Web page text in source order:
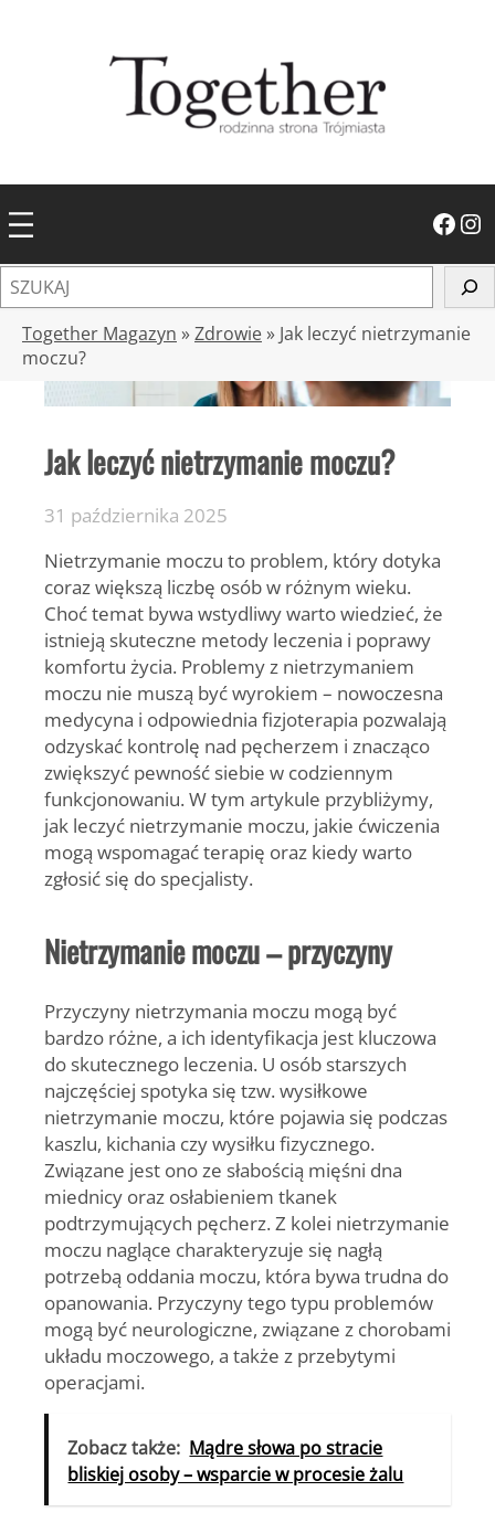
Facebook Instagram
z
Together Magazyn »Zdrowie» Jak leczyć nietrzymanie
moczu?
Jak leczyć nietrzymanie moczu?
31 października 2025
Nietrzymanie moczu to problem, który dotyka
coraz większą liczbę osób w różnym wieku.
Choć temat bywa wstydliwy warto wiedzieć, że
istnieją skuteczne metody leczenia i poprawy
komfortu życia. Problemy z nietrzymaniem
moczu nie muszą być wyrokiem – nowoczesna
medycyna i odpowiednia fizjoterapia pozwalają
odzyskać kontrolę nad pęcherzem i znacząco
zwiększyć pewność siebie w codziennym
funkcjonowaniu. W tym artykule przybliżymy,
jak leczyć nietrzymanie moczu, jakie ćwiczenia
mogą wspomagać terapię oraz kiedy warto
zgłosić się do specjalisty.
Nietrzymanie moczu – przyczyny
Przyczyny nietrzymania moczu mogą być
bardzo różne, a ich identyfikacja jest kluczowa
do skutecznego leczenia. U osób starszych
najczęściej spotyka się tzw. wysiłkowe
nietrzymanie moczu, które pojawia się podczas
kaszlu, kichania czy wysiłku fizycznego.
Związane jest ono ze słabością mięśni dna
miednicy oraz osłabieniem tkanek
podtrzymujących pęcherz. Z kolei nietrzymanie
moczu naglące charakteryzuje się nagłą
potrzebą oddania moczu, która bywa trudna do
opanowania. Przyczyny tego typu problemów
mogą być neurologiczne, związane z chorobami
układu moczowego, a także z przebytymi
operacjami.
Zobacz także: Mądre słowa po stracie
bliskiej osoby – wsparcie w procesie żalu